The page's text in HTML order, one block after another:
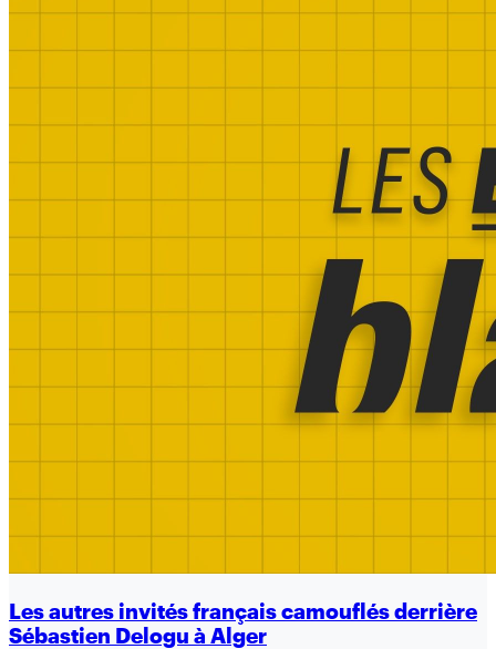
Les autres invités français camouflés derrière
Sébastien Delogu à Alger